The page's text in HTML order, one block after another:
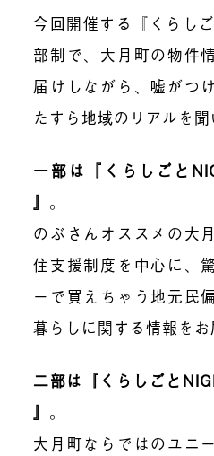
今回開催する『くらし
部制で、大月町の物件
届けしながら、嘘がつ
たすら地域のリアルを聞
一部は『くらしごと
』 。
のぶさんオススメの大
住支援制度を中心に、
ーで買えちゃう地元民
暮らしに関する情報をお
二部は『くらしごと
』 。
大月町ならではのユニ